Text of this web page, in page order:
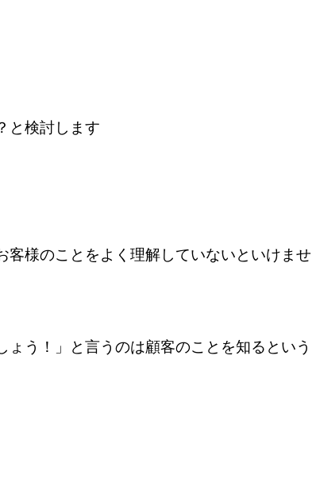
と検討します
客様のことをよく理解していないといけませ
ょう！ 」と言うのは顧客のことを知るという